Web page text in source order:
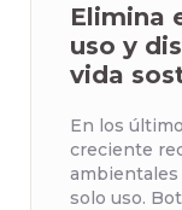
Elimina
uso y
vida
En los
creciente
ambientales
solo uso.